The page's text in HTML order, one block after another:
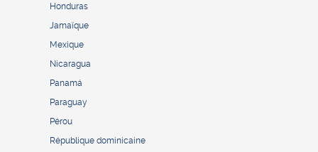
Honduras
Jamaïque
Mexique
Nicaragua
Panamá
Paraguay
Pérou
République dominicaine